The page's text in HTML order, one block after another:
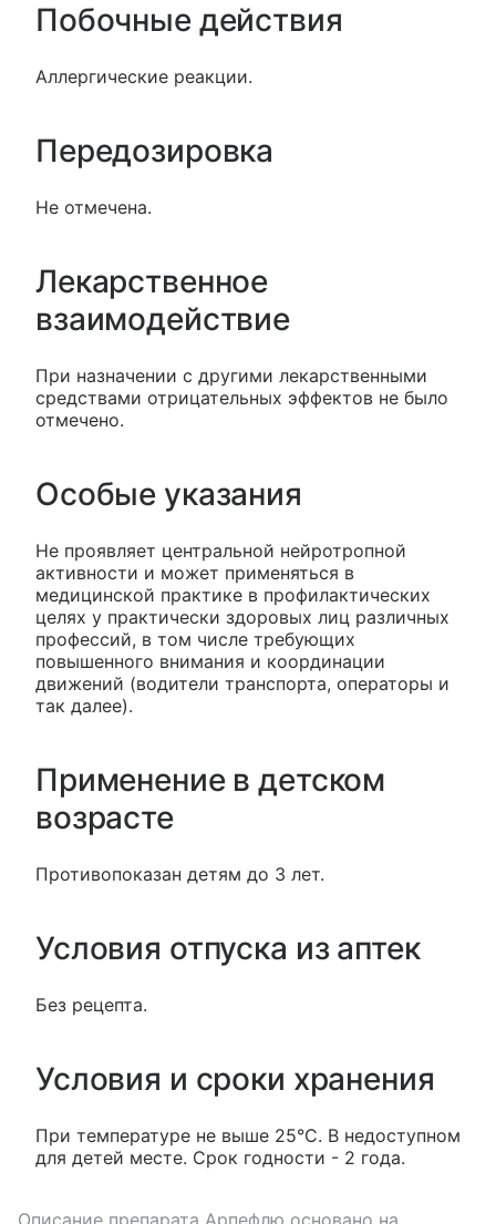
Побочные действия
Аллергические реакции.
Передозировка
Не отмечена.
Лекарственное
взаимодействие
При назначении с другими лекарственными
средствами отрицательных эффектов не было
отмечено.
Особые указания
Не проявляет центральной нейротропной
активности и может применяться в
медицинской практике в профилактических
целях у практически здоровых лиц различных
профессий, в том числе требующих
повышенного внимания и координации
движений (водители транспорта, операторы и
так далее).
Применение в детском
возрасте
Противопоказан детям до 3 лет.
Условия отпуска из аптек
Без рецепта.
Условия и сроки хранения
При температуре не выше 25°С. В недоступном
для детей месте. Срок годности - 2 года.